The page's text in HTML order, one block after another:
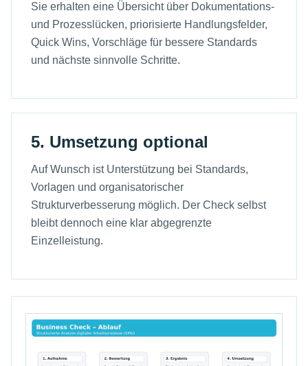
Sie erhalten eine Übersicht über Dokumentations-
und Prozesslücken, priorisierte Handlungsfelder,
Quick Wins, Vorschläge für bessere Standards
und nächste sinnvolle Schritte.
5. Umsetzung optional
Auf Wunsch ist Unterstützung bei Standards,
Vorlagen und organisatorischer
Strukturverbesserung möglich. Der Check selbst
bleibt dennoch eine klar abgegrenzte
Einzelleistung.